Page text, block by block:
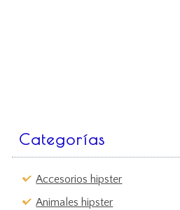
Categorías
Accesorios hipster
Animales hipster